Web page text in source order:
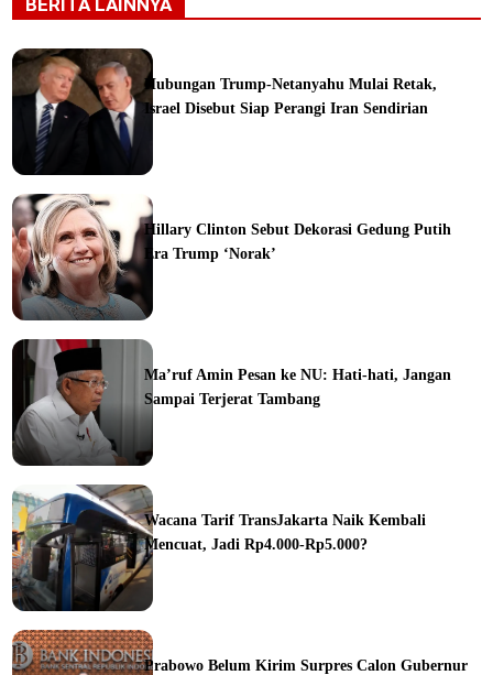
Hubungan Trump-Netanyahu Mulai Retak,
Israel Disebut Siap Perangi Iran Sendirian
Hillary Clinton Sebut Dekorasi Gedung Putih
Era Trump ‘Norak’
Ma’ruf Amin Pesan ke NU: Hati-hati, Jangan
Sampai Terjerat Tambang
Wacana Tarif TransJakarta Naik Kembali
Mencuat, Jadi Rp4.000-Rp5.000?
Prabowo Belum Kirim Surpres Calon Gubernur